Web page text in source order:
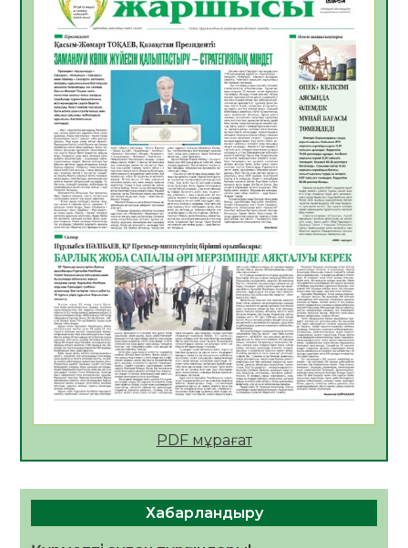
Инфекциялық ауруларға қарсы иммундау
жұмыстарының тиімділігі
06.08.2026
28
Көкжөтел ауруы туралы
06.08.2026
25
АПВ вакцинасы туралы мәлімет
06.08.2026
26
Open Air: Қызылорда облысы полиция
департаменті 20 мыңнан астам
көрерменнің қауіпсіздігін қамтамасыз етті
06.08.2026
38
ҚЫЗЫЛОРДАДА «САНАЛЫ ҰРПАҚ –
ЖАРҚЫН БОЛАШАҚ» АТТЫ КЕҢЕЙТІЛГЕН
МӘЖІЛІС ӨТТІ
05.08.2026
38
Қазақстан Орталық Азиядағы көшуге ең
азаматтың міндеті
PDF мұрағат
Хабарландыру